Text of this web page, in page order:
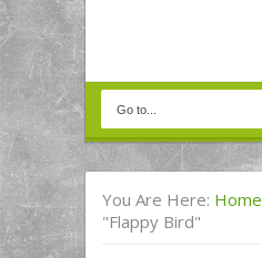
You Are Here: Home
"flappy Bird"